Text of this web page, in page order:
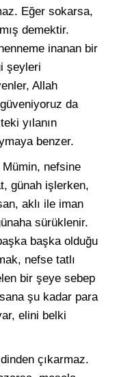
Eğer sokarsa,
demektir.
inanan bir
şeyleri
Allah
da
yılanın
benzer.
nefsine
günah işlerken,
aklı ile iman
sürüklenir.
başka olduğu
nefse tatlı
bir şeye sebep
şu kadar para
elini belki
çıkarmaz.